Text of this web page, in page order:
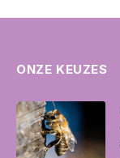
ONZE KEUZES